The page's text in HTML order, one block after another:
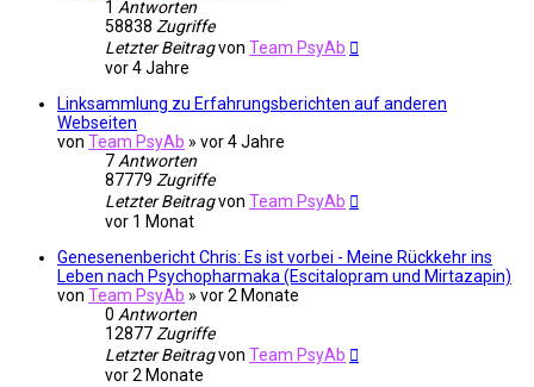
1 Antworten
58838 Zugriffe
Letzter Beitragvon Team PsyAb
vor 4 Jahre
Linksammlung zu Erfahrungsberichten auf anderen
Webseiten
von Team PsyAb » vor 4 Jahre
7 Antworten
87779 Zugriffe
Letzter Beitragvon Team PsyAb
vor 1 Monat
Genesenenbericht Chris: Es ist vorbei - Meine Rückkehr ins
Leben nach Psychopharmaka (Escitalopram und Mirtazapin)
von Team PsyAb » vor 2 Monate
0 Antworten
12877 Zugriffe
Letzter Beitragvon Team PsyAb
vor 2 Monate